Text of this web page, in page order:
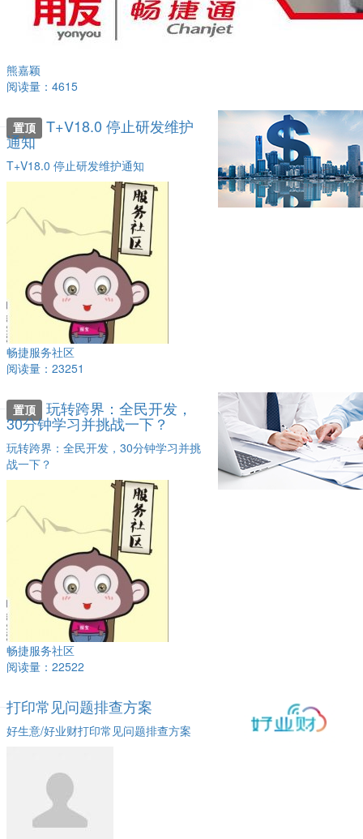
熊嘉颖
阅读量：4615
置顶 T+V18.0 停止研发维护
通知
T+V18.0 停止研发维护通知
畅捷服务社区
阅读量：23251
置顶 玩转跨界：全民开发，
30分钟学习并挑战一下？
玩转跨界：全民开发，30分钟学习并挑
战一下？
畅捷服务社区
阅读量：22522
打印常见问题排查方案
好生意/好业财打印常见问题排查方案